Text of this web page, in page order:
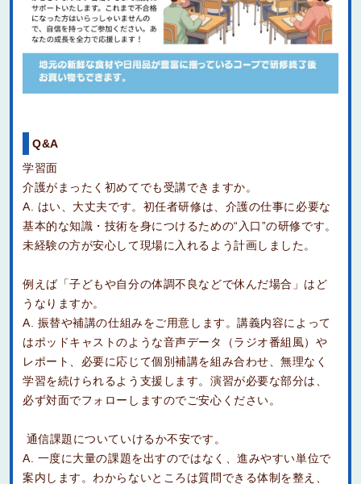
Q&A
学習面
介護がまったく初めてでも受講できますか。
A. はい、大丈夫です。初任者研修は、介護の仕事に必要な
基本的な知識・技術を身につけるための“入口”の研修です。
未経験の方が安心して現場に入れるよう計画しました。
例えば「子どもや自分の体調不良などで休んだ場合」はど
うなりますか。
A. 振替や補講の仕組みをご用意します。講義内容によって
はポッドキャストのような音声データ（ラジオ番組風）や
レポート、必要に応じて個別補講を組み合わせ、無理なく
学習を続けられるよう支援します。演習が必要な部分は、
必ず対面でフォローしますのでご安心ください。
通信課題についていけるか不安です。
A. 一度に大量の課題を出すのではなく、進みやすい単位で
案内します。わからないところは質問できる体制を整え、